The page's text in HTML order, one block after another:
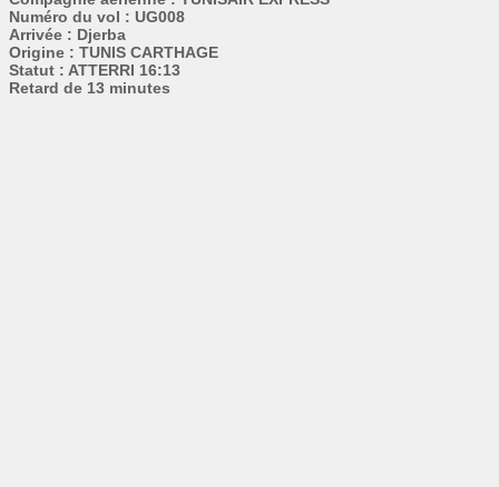
Numéro du vol : UG008
Arrivée : Djerba
Origine : TUNIS CARTHAGE
Statut : ATTERRI 16:13
Retard de 13 minutes